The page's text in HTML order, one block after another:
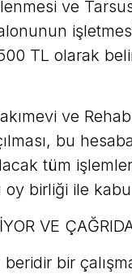
ve
TL olarak
ve
bu
tüm
oy birliği ile
VE
bir